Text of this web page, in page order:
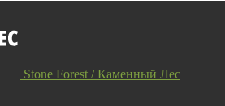
Stone Forest / Каменный Лес